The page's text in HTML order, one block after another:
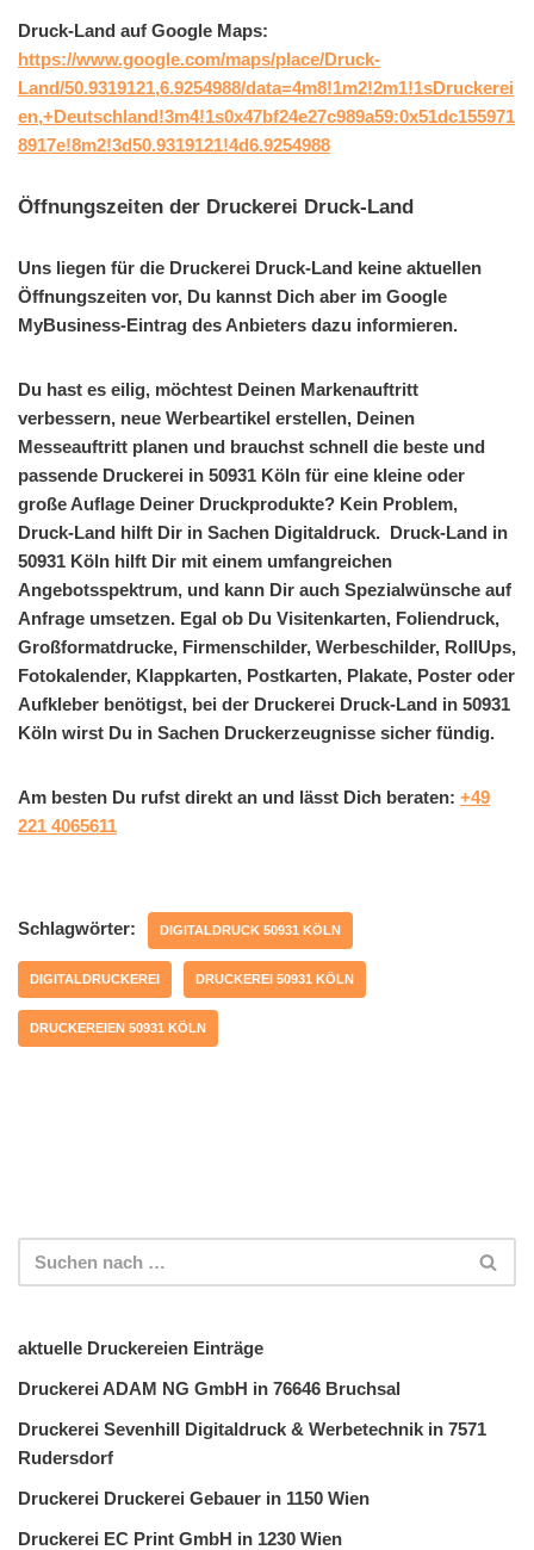
Druck-Land auf Google Maps:
https://www.google.com/maps/place/Druck-
Land/50.9319121,6.9254988/data=4m8!1m2!2m1!1sDruckerei
en,+Deutschland!3m4!1s0x47bf24e27c989a59:0x51dc155971
8917e!8m2!3d50.9319121!4d6.9254988
Öffnungszeiten der Druckerei Druck-Land
Uns liegen für die Druckerei Druck-Land keine aktuellen
Öffnungszeiten vor, Du kannst Dich aber im Google
MyBusiness-Eintrag des Anbieters dazu informieren.
Du hast es eilig, möchtest Deinen Markenauftritt
verbessern, neue Werbeartikel erstellen, Deinen
Messeauftritt planen und brauchst schnell die beste und
passende Druckerei in 50931 Köln für eine kleine oder
große Auflage Deiner Druckprodukte? Kein Problem,
Druck-Land hilft Dir in Sachen Digitaldruck. Druck-Land in
50931 Köln hilft Dir mit einem umfangreichen
Angebotsspektrum, und kann Dir auch Spezialwünsche auf
Anfrage umsetzen. Egal ob Du Visitenkarten, Foliendruck,
Großformatdrucke, Firmenschilder, Werbeschilder, RollUps,
Fotokalender, Klappkarten, Postkarten, Plakate, Poster oder
Aufkleber benötigst, bei der Druckerei Druck-Land in 50931
Köln wirst Du in Sachen Druckerzeugnisse sicher fündig.
Am besten Du rufst direkt an und lässt Dich beraten: +49
221 4065611
Schlagwörter: DIGITALDRUCK 50931 KÖLN
DIGITALDRUCKEREI DRUCKEREI 50931 KÖLN
DRUCKEREIEN 50931 KÖLN
aktuelle Druckereien Einträge
Druckerei ADAM NG GmbH in 76646 Bruchsal
Druckerei Sevenhill Digitaldruck & Werbetechnik in 7571
Rudersdorf
Druckerei Druckerei Gebauer in 1150 Wien
Druckerei EC Print GmbH in 1230 Wien